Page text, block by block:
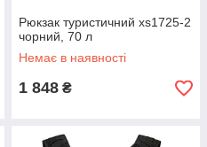
Рюкзак туристичний xs1725-2
чорний, 70 л
Немає в наявності
1 848 ₴